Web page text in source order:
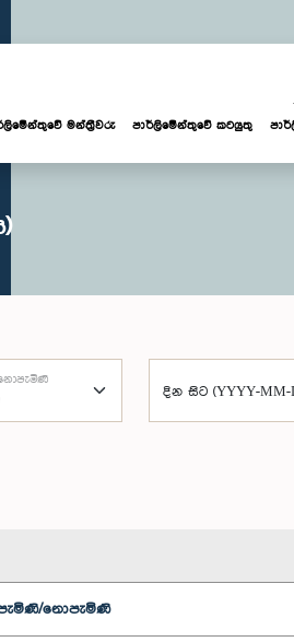
මන්ත්‍රීවරු පාර්ලිමේන්තුවේ කටයුතු
දින සිට (YYYY-MM-
නොපැමිණි